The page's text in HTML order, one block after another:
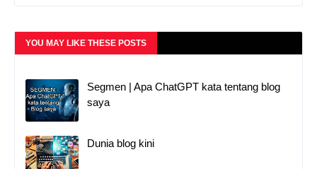
YOU MAY LIKE THESE POSTS
Segmen | Apa ChatGPT kata tentang blog
saya
Dunia blog kini